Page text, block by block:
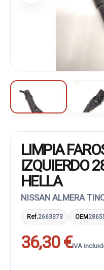
LIMPIA
IZQUIERDO
HELLA
NISSAN ALMERA
Ref.2663373 OEM
36,30 €IVA